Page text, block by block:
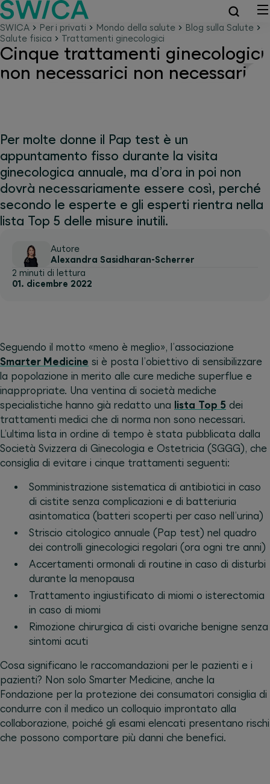
SWICA Per i privati Mondo della salute
Blog sulla Salute
Salute fisica
Trattamenti ginecologici
Cinque trattamenti ginecologici
non necessarici non necessari
Per molte donne il Pap test è un
appuntamento fisso durante la visita
ginecologica annuale, ma d’ora in poi non
dovrà necessariamente essere così, perché
secondo le esperte e gli esperti rientra nella
lista Top 5 delle misure inutili.
Autore
Alexandra Sasidharan-Scherrer
2 minuti di lettura
01. dicembre 2022
Seguendo il motto «meno è meglio», l’associazione
Smarter Medicine si è posta l’obiettivo di sensibilizzare
la popolazione in merito alle cure mediche superflue e
inappropriate. Una ventina di società mediche
specialistiche hanno già redatto una lista Top 5 dei
trattamenti medici che di norma non sono necessari.
L’ultima lista in ordine di tempo è stata pubblicata dalla
Società Svizzera di Ginecologia e Ostetricia (SGGG), che
consiglia di evitare i cinque trattamenti seguenti:
Somministrazione sistematica di antibiotici in caso
di cistite senza complicazioni e di batteriuria
asintomatica (batteri scoperti per caso nell’urina)
Striscio citologico annuale (Pap test) nel quadro
dei controlli ginecologici regolari (ora ogni tre anni)
Accertamenti ormonali di routine in caso di disturbi
durante la menopausa
Trattamento ingiustificato di miomi o isterectomia
in caso di miomi
Rimozione chirurgica di cisti ovariche benigne senza
sintomi acuti
Cosa significano le raccomandazioni per le pazienti e i
pazienti? Non solo Smarter Medicine, anche la
Fondazione per la protezione dei consumatori consiglia di
condurre con il medico un colloquio improntato alla
collaborazione, poiché gli esami elencati presentano rischi
che possono comportare più danni che benefici.